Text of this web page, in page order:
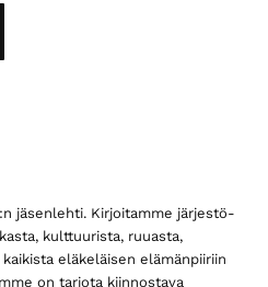
jäsenlehti. Kirjoitamme järjestö­
kulttuurista, ruuasta,
eläkeläisen elämän­piiriin
on tarjota kiinnostava